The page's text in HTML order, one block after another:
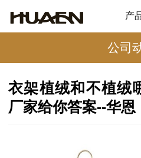
产
公司
衣架植绒和不植绒
厂家给你答案--华恩